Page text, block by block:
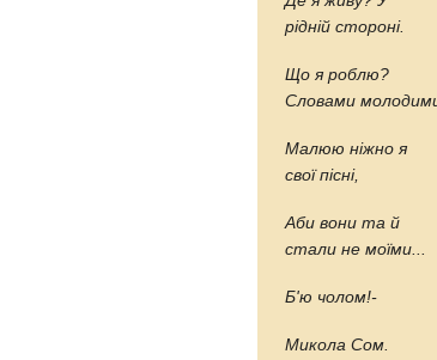
рідній стороні.
Що я роблю?
Словами
Малюю ніжно я
свої пісні,
Аби вони та й
стали не моїми...
Б'ю чолом!-
Микола Сом.